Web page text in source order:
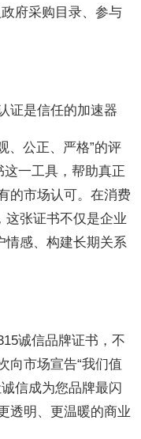
府采购目录、参与
证是信任的加速器
、公正、严格”的评
一工具，帮助真正
的市场认可。在消费
这张证书不仅是企业
情感、构建长期关系
诚信品牌证书，不
向市场宣告“我们值
信成为您品牌最闪
透明、更温暖的商业